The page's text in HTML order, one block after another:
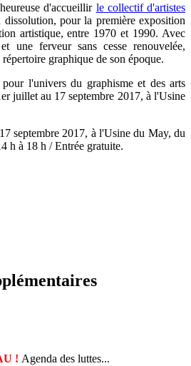
d'accueillir le collectif d'artistes
dissolution, pour la première exposition
artistique, entre 1970 et 1990. Avec
une ferveur sans cesse renouvelée,
graphique de son époque.
l'univers du graphisme et des arts
erjuillet au 17 septembre 2017, à l'Usine
septembre 2017, à l'Usine du May, du
h à 18 h / Entrée gratuite.
! Agenda des luttes...